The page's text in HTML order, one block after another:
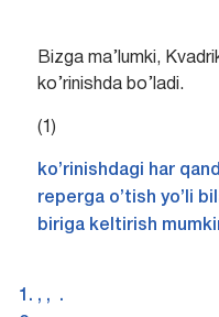
Bizga ma’lumki,
ko’rinishda bo’ladi.
(1)
ko’rinishdagi har
reperga o’tish yo’li
biriga keltirish
, , .